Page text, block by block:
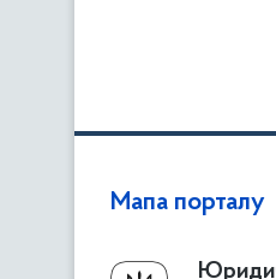
Мапа порталу
Про Фонд